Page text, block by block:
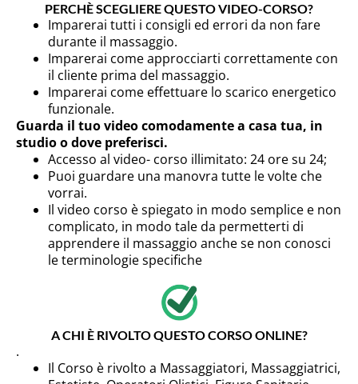
PERCHÈ SCEGLIERE QUESTO VIDEO-CORSO?
Imparerai tutti i consigli ed errori da non fare
durante il massaggio.
Imparerai come approcciarti correttamente con
il cliente prima del massaggio.
Imparerai come effettuare lo scarico energetico
funzionale.
Guarda il tuo video comodamente a casa tua, in
studio o dove preferisci.
Accesso al video- corso illimitato: 24 ore su 24;
Puoi guardare una manovra tutte le volte che
vorrai.
Il video corso è spiegato in modo semplice e non
complicato, in modo tale da permetterti di
apprendere il massaggio anche se non conosci
le terminologie specifiche
A CHI È RIVOLTO QUESTO CORSO ONLINE?
.
Il Corso è rivolto a Massaggiatori, Massaggiatrici,